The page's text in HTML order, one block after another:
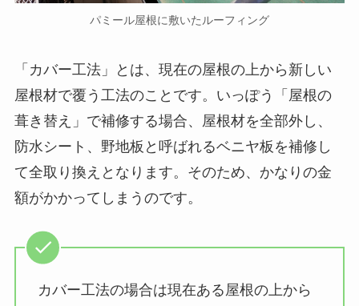
パミール屋根に敷いたルーフィング
「カバー工法」とは、現在の屋根の上から新しい
屋根材で覆う工法のことです。いっぽう「屋根の
葺き替え」で補修する場合、屋根材を全部外し、
防水シート、野地板と呼ばれるベニヤ板を補修し
て全取り換えとなります。そのため、かなりの金
額がかかってしまうのです。
カバー工法の場合は現在ある屋根の上から